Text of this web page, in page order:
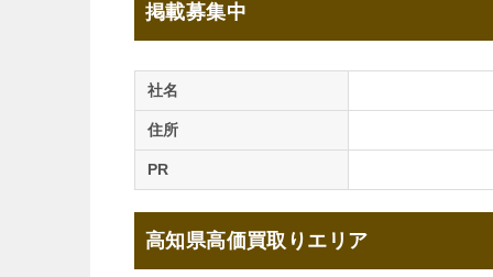
掲載募集中
社名
住所
PR
高知県高価買取りエリア